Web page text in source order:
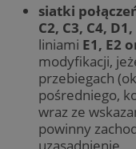
siatki
C2, C3, C4,
liniami E1, E2
modyfikacji,
przebiegach
pośredniego,
wraz ze
powinny
uzasadnienie,